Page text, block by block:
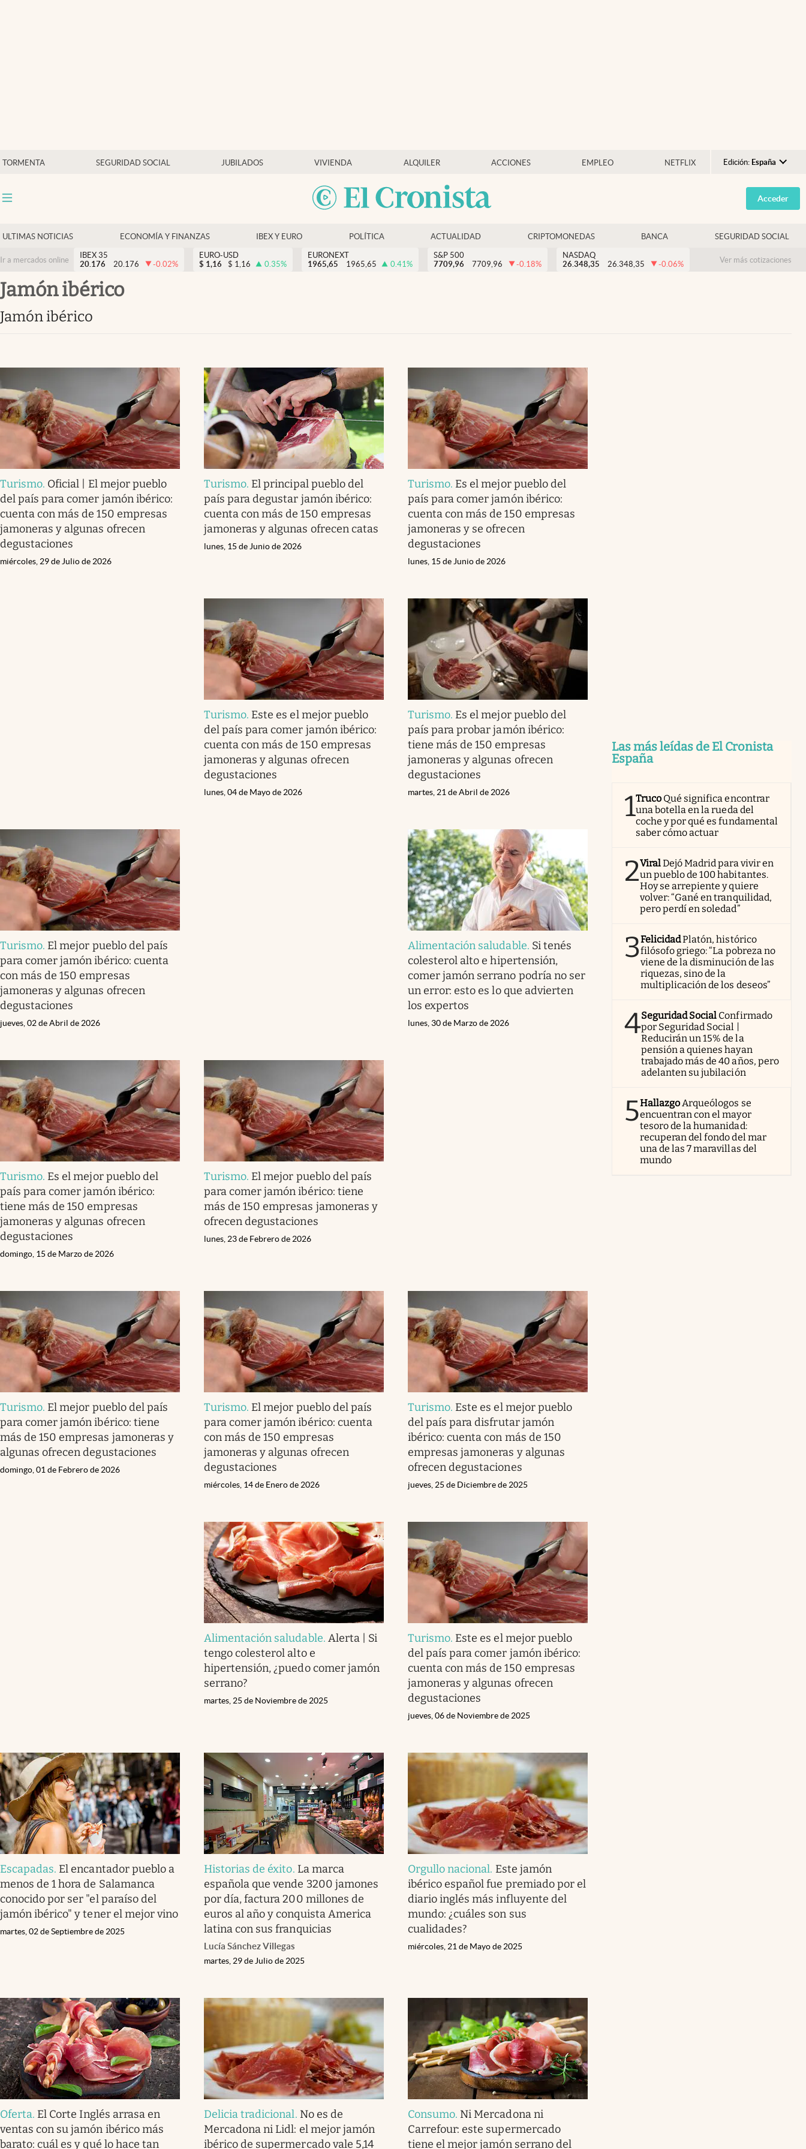
TORMENTA SEGURIDAD SOCIAL JUBILADOS VIVIENDA ALQUILER ACCIONES EMPLEO NETFLIX Edición: España
Argentina
España
USA
Colombia
Acceder
ULTIMAS NOTICIAS ECONOMÍA Y FINANZAS IBEX Y EURO POLÍTICA ACTUALIDAD CRIPTOMONEDAS BANCA SEGURIDAD SOCIAL
Ir a mercados online
IBEX 35
20.176
20.176 -0.02%
EURO-USD
$ 1,16 $ 1,16 0.35%
EURONEXT
1965,65
1965,65 0.41%
S&P 500
7709,96
7709,96 -0.18%
NASDAQ
26.348,35
26.348,35 -0.06% Ver más cotizaciones
jamón ibérico
jamón ibérico
Turismo. Oficial | El mejor pueblo
del país para comer jamón ibérico:
cuenta con más de 150 empresas
jamoneras y algunas ofrecen
degustaciones
miércoles, 29 de Julio de 2026
Turismo. El principal pueblo del
país para degustar jamón ibérico:
cuenta con más de 150 empresas
jamoneras y algunas ofrecen catas
lunes, 15 de Junio de 2026
Turismo. Es el mejor pueblo del
país para comer jamón ibérico:
cuenta con más de 150 empresas
jamoneras y se ofrecen
degustaciones
lunes, 15 de Junio de 2026
Turismo. Este es el mejor pueblo
del país para comer jamón ibérico:
cuenta con más de 150 empresas
jamoneras y algunas ofrecen
degustaciones
lunes, 04 de Mayo de 2026
Turismo. Es el mejor pueblo del
país para probar jamón ibérico:
tiene más de 150 empresas
jamoneras y algunas ofrecen
degustaciones
martes, 21 de Abril de 2026
Turismo. El mejor pueblo del país
para comer jamón ibérico: cuenta
con más de 150 empresas
jamoneras y algunas ofrecen
degustaciones
jueves, 02 de Abril de 2026
Alimentación saludable. Si tenés
colesterol alto e hipertensión,
comer jamón serrano podría no ser
un error: esto es lo que advierten
los expertos
lunes, 30 de Marzo de 2026
Turismo. Es el mejor pueblo del
país para comer jamón ibérico:
tiene más de 150 empresas
jamoneras y algunas ofrecen
degustaciones
domingo, 15 de Marzo de 2026
Turismo. El mejor pueblo del país
para comer jamón ibérico: tiene
más de 150 empresas jamoneras y
ofrecen degustaciones
lunes, 23 de Febrero de 2026
Turismo. El mejor pueblo del país
para comer jamón ibérico: tiene
más de 150 empresas jamoneras y
algunas ofrecen degustaciones
domingo, 01 de Febrero de 2026
Turismo. El mejor pueblo del país
para comer jamón ibérico: cuenta
con más de 150 empresas
jamoneras y algunas ofrecen
degustaciones
miércoles, 14 de Enero de 2026
Turismo. Este es el mejor pueblo
del país para disfrutar jamón
ibérico: cuenta con más de 150
empresas jamoneras y algunas
ofrecen degustaciones
jueves, 25 de Diciembre de 2025
Alimentación saludable. Alerta | Si
tengo colesterol alto e
hipertensión, ¿puedo comer jamón
serrano?
martes, 25 de Noviembre de 2025
Turismo. Este es el mejor pueblo
del país para comer jamón ibérico:
cuenta con más de 150 empresas
jamoneras y algunas ofrecen
degustaciones
jueves, 06 de Noviembre de 2025
Escapadas. El encantador pueblo a
menos de 1 hora de Salamanca
conocido por ser "el paraíso del
jamón ibérico" y tener el mejor vino
martes, 02 de Septiembre de 2025
Historias de éxito. La marca
española que vende 3200 jamones
por día, factura 200 millones de
euros al año y conquista America
latina con sus franquicias
Lucía Sánchez Villegas
martes, 29 de Julio de 2025
Orgullo nacional. Este jamón
ibérico español fue premiado por el
diario inglés más influyente del
mundo: ¿cuáles son sus
cualidades?
miércoles, 21 de Mayo de 2025
Oferta. El Corte Inglés arrasa en
ventas con su jamón ibérico más
barato: cuál es y qué lo hace tan
Delicia tradicional. No es de
Mercadona ni Lidl: el mejor jamón
ibérico de supermercado vale 5,14
Consumo. Ni Mercadona ni
Carrefour: este supermercado
tiene el mejor jamón serrano del
Las más leídas de El Cronista
España
1Truco Qué significa encontrar
una botella en la rueda del
coche y por qué es fundamental
saber cómo actuar
2ViralDejó Madrid para vivir en
un pueblo de 100 habitantes.
Hoy se arrepiente y quiere
volver: “Gané en tranquilidad,
pero perdí en soledad”
3FelicidadPlatón, histórico
filósofo griego: “La pobreza no
viene de la disminución de las
riquezas, sino de la
multiplicación de los deseos”
4Seguridad Social Confirmado
por Seguridad Social |
Reducirán un 15% de la
pensión a quienes hayan
trabajado más de 40 años, pero
adelanten su jubilación
5Hallazgo Arqueólogos se
encuentran con el mayor
tesoro de la humanidad:
recuperan del fondo del mar
una de las 7 maravillas del
mundo